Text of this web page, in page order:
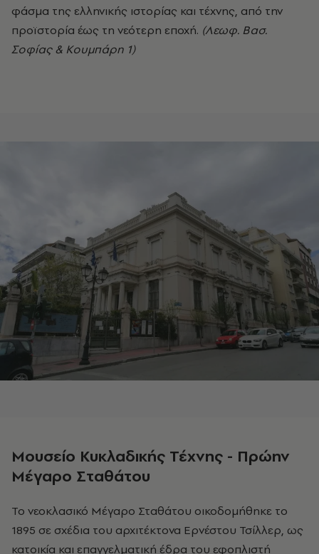
φάσμα της ελληνικής ιστορίας και τέχνης, από την
προϊστορία έως τη νεότερη εποχή. (Λεωφ. Βασ.
Σοφίας & Κουμπάρη 1)
Μουσείο Κυκλαδικής Τέχνης - Πρώην
Μέγαρο Σταθάτου
Το νεοκλασικό Μέγαρο Σταθάτου οικοδομήθηκε το
1895 σε σχέδια του αρχιτέκτονα Ερνέστου Τσίλλερ, ως
κατοικία και επαγγελματική έδρα του εφοπλιστή